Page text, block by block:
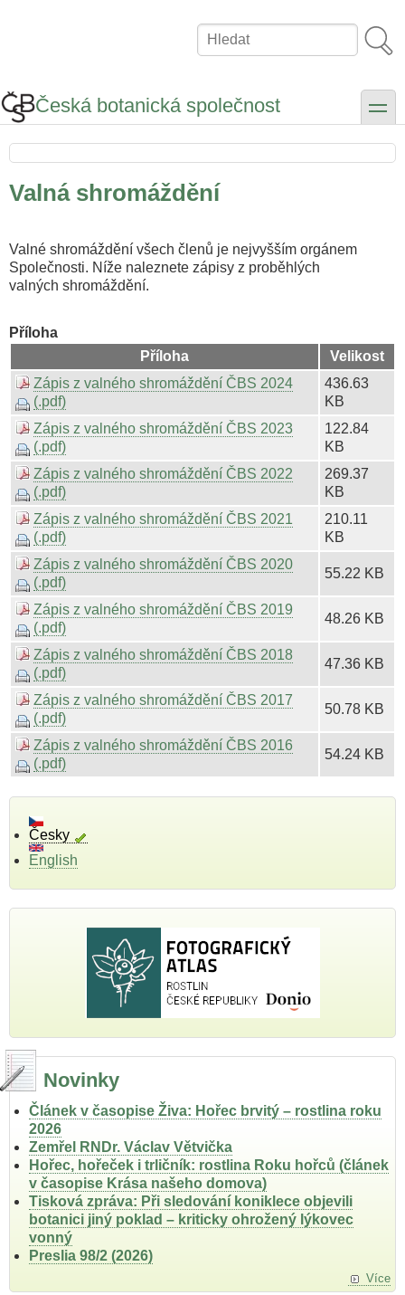
Hledat
Česká botanická společnost toggle
Valná shromáždění
Valné shromáždění všech členů je nejvyšším orgánem
Společnosti. Níže naleznete zápisy z proběhlých
valných shromáždění.
Příloha
Příloha
Velikost
Zápis z valného shromáždění ČBS 2024
(.pdf)
436.63
KB
Zápis z valného shromáždění ČBS 2023
(.pdf)
122.84
KB
Zápis z valného shromáždění ČBS 2022
(.pdf)
269.37
KB
Zápis z valného shromáždění ČBS 2021
(.pdf)
210.11
KB
Zápis z valného shromáždění ČBS 2020
(.pdf)
55.22 KB
Zápis z valného shromáždění ČBS 2019
(.pdf)
48.26 KB
Zápis z valného shromáždění ČBS 2018
(.pdf)
47.36 KB
Zápis z valného shromáždění ČBS 2017
(.pdf)
50.78 KB
Zápis z valného shromáždění ČBS 2016
(.pdf)
54.24 KB
Česky
English
Novinky
Článek v časopise Živa: Hořec brvitý – rostlina roku
2026
Zemřel RNDr. Václav Větvička
Hořec, hořeček i trličník: rostlina Roku hořců (článek
v časopise Krása našeho domova)
Tisková zpráva: Při sledování koniklece objevili
botanici jiný poklad – kriticky ohrožený lýkovec
vonný
Preslia 98/2 (2026)
Více